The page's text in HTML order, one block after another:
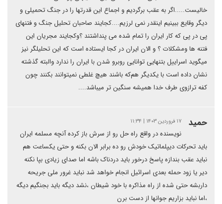
خالیست.....اگر به عقب برگردیم و اجماع این قدرتها را در جنگ تحمیلی و
دیگر وقایع ببینیم اینقدر نمی لرزیم....کجایند صاحبان تحلیل جنگ و‌ فتنهای
پی در پی که کار ایران را تمام شده می پنداشتند ؟و‌کجایند مجریان این
فتنه ها و‌مشکلات ؟ و‌ الان ایران در کجا ایستاده است که این تحلیلگر نیز
میگوید اسراییل بتنهایی توانایی روبرو شدن با ایران را ندارد و‌البته گذشته
نشان داده است با یکدیگر هم‌که باشند هیچ غلطی نمیتوانند بکنند چون
کفه ترازوی طرف خدا همیشه سنگین تر میباشد....
حمید ۱۷ فروردین ۱۴۰۳ | ۱۱:۳۴
نویسنده در واقع راه حل رو از سرش باز کرده آنچه مسلمه ایران
باید تحرکات دیپلماتیک خودش رو ده برابر الان بکنه و حتی یکساعت هم
نباید عقب بندازه پاسخ درخور باید دردناک باشه اما صدای زیادی بپا نکنه
دیر یا زود حمله بعدی اسرائیل انجام خواهد شد نباید غرور ملی جریحه
داربشه حتی شده از راه مذاکره با خود شیطان ،نشد دیگه باید بجنگیم دیگه
،اما نباید بزاریم جوانها از دست برن